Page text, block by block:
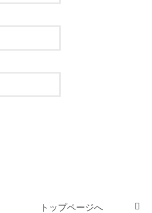
トップページへ